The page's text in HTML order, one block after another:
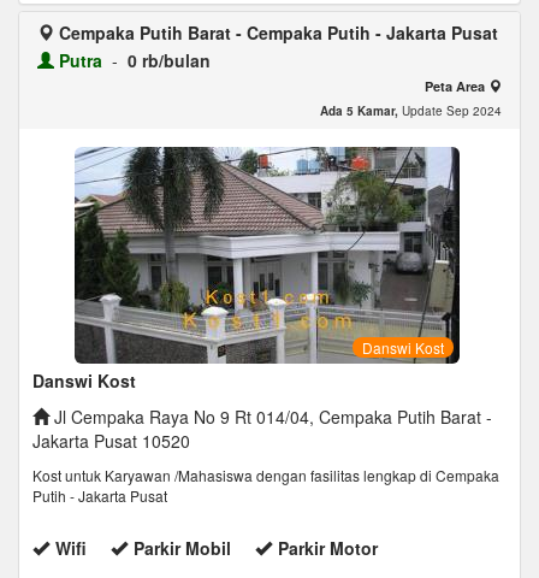
Cempaka Putih Barat - Cempaka Putih - Jakarta Pusat
Putra - 0 rb/bulan
Peta Area
Ada 5 Kamar, Update Sep 2024
Danswi Kost
Danswi Kost
Jl Cempaka Raya No 9 Rt 014/04, Cempaka Putih Barat -
Jakarta Pusat 10520
Kost untuk Karyawan /Mahasiswa dengan fasilitas lengkap di Cempaka
Putih - Jakarta Pusat
Wifi Parkir Mobil
Parkir Motor